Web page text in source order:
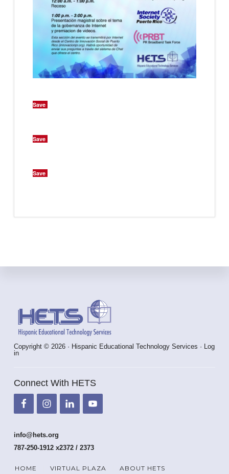
Save
Save
Save
Copyright © 2026 · Hispanic Educational Technology Services · Log
in
Connect With HETS
info@hets.org
787-250-1912 x2372 / 2373
HOME VIRTUAL PLAZA
ABOUT HETS